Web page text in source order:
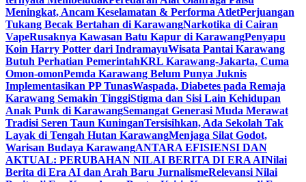
Meningkat, Ancam Keselamatan & Performa AtletPerjuangan
Tukang Becak Bertahan di KarawangNarkotika di Cairan
VapeRusaknya Kawasan Batu Kapur di KarawangPenyapu
Koin Harry Potter dari IndramayuWisata Pantai Karawang
Butuh Perhatian PemerintahKRL Karawang-Jakarta, Cuma
Omon-omonPemda Karawang Belum Punya Juknis
Implementasikan PP TunasWaspada, Diabetes pada Remaja
Karawang Semakin TinggiStigma dan Sisi Lain Kehidupan
Anak Punk di KarawangSemangat Generasi Muda Merawat
Tradisi Seren Taun KuninganTersisihkan, Ada Sekolah Tak
Layak di Tengah Hutan KarawangMenjaga Silat Godot,
Warisan Budaya KarawangANTARA EFISIENSI DAN
AKTUAL: PERUBAHAN NILAI BERITA DI ERA AINilai
Berita di Era AI dan Arah Baru JurnalismeRelevansi Nilai